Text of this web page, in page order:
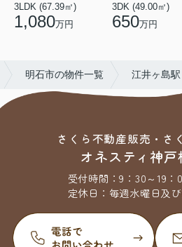
3LDK (67.39㎡)
1,080万円
3DK (49.00㎡)
650万円
明石市の物件一覧 江井ヶ島駅
さくら不動産販売・さ
オネスティ神
受付時間：9：30～19：
定休日： 毎週水曜日及